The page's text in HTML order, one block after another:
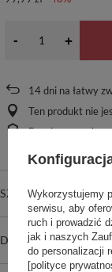
- +
14dni na łatwy
Ten produkt nie
Bezpieczne
SZCZEGÓŁOWE
DO POBRANIA
Wykorzystujemy
serwisu, aby
ruch i prowadzić
jak i naszych
do personalizacji
[polityce